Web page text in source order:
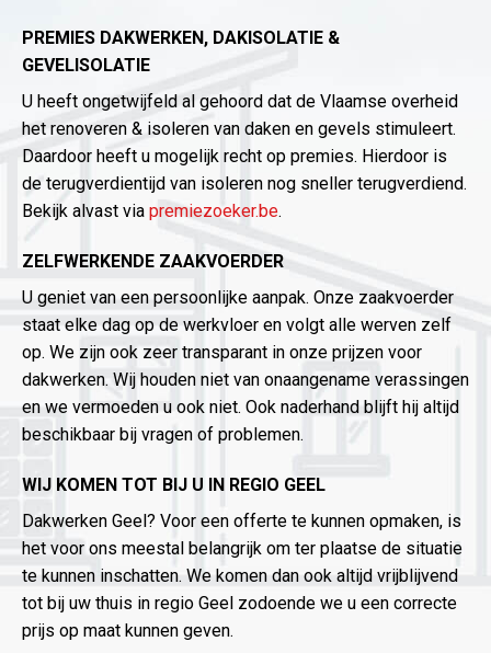
PREMIES DAKWERKEN, DAKISOLATIE &
GEVELISOLATIE
U heeft ongetwijfeld al gehoord dat de Vlaamse overheid
het renoveren & isoleren van daken en gevels stimuleert.
Daardoor heeft u mogelijk recht op premies. Hierdoor is
de terugverdientijd van isoleren nog sneller terugverdiend.
Bekijk alvast via premiezoeker.be.
ZELFWERKENDE ZAAKVOERDER
U geniet van een persoonlijke aanpak. Onze zaakvoerder
staat elke dag op de werkvloer en volgt alle werven zelf
op. We zijn ook zeer transparant in onze prijzen voor
dakwerken. Wij houden niet van onaangename verassingen
en we vermoeden u ook niet. Ook naderhand blijft hij altijd
beschikbaar bij vragen of problemen.
WIJ KOMEN TOT BIJ U IN REGIO GEEL
Dakwerken Geel? Voor een offerte te kunnen opmaken, is
het voor ons meestal belangrijk om ter plaatse de situatie
te kunnen inschatten. We komen dan ook altijd vrijblijvend
tot bij uw thuis in regio Geel zodoende we u een correcte
prijs op maat kunnen geven.